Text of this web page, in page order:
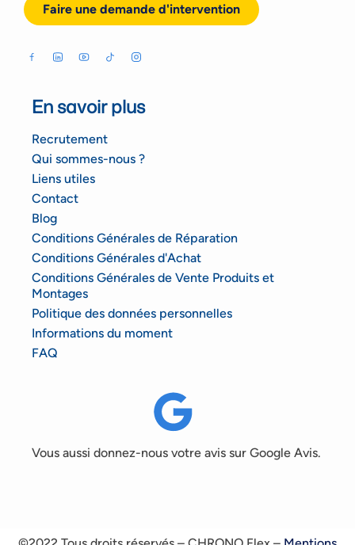
Faire une demande d'intervention
En savoir plus
Recrutement
Qui sommes-nous ?
Liens utiles
Contact
Blog
Conditions Générales de Réparation
Conditions Générales d'Achat
Conditions Générales de Vente Produits et
Montages
Politique des données personnelles
Informations du moment
FAQ
Vous aussi donnez-nous votre avis sur Google Avis.